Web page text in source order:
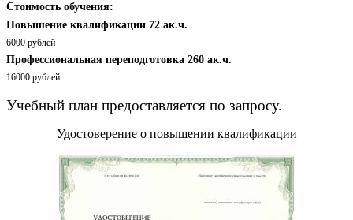
Стоимость обучения:
Повышение квалификации 72 ак.ч.
6000 рублей
Профессиональная переподготовка 260 ак.ч.
16000 рублей
Учебный план предоставляется по запросу.
Удостоверение о повышении квалификации